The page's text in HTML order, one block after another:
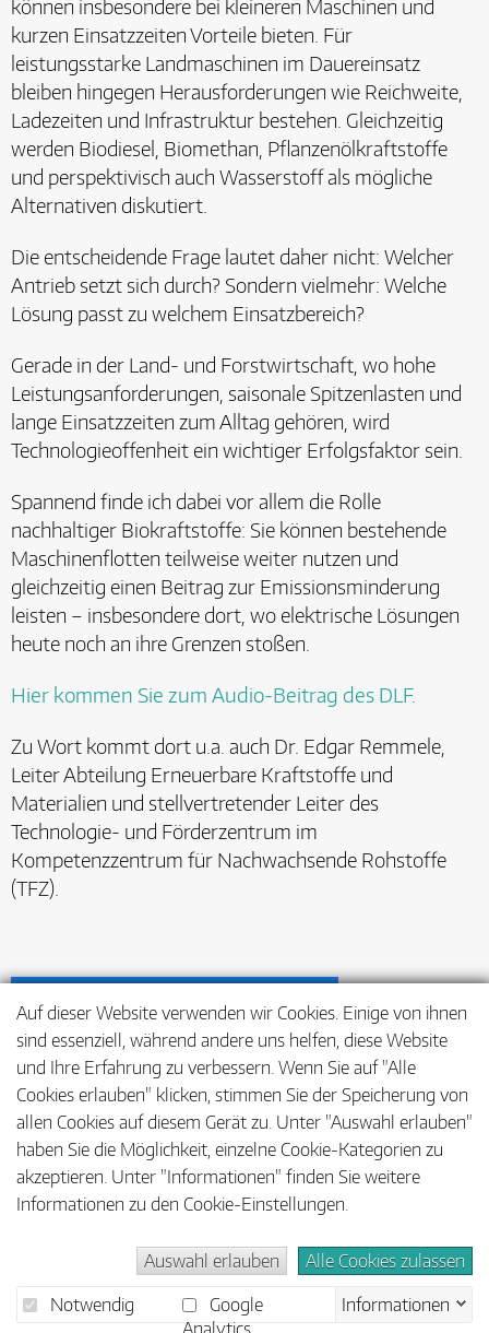
können insbesondere bei kleineren Maschinen und
kurzen Einsatzzeiten Vorteile bieten. Für
leistungsstarke Landmaschinen im Dauereinsatz
bleiben hingegen Herausforderungen wie Reichweite,
Ladezeiten und Infrastruktur bestehen. Gleichzeitig
werden Biodiesel, Biomethan, Pflanzenölkraftstoffe
und perspektivisch auch Wasserstoff als mögliche
Alternativen diskutiert.
Die entscheidende Frage lautet daher nicht: Welcher
Antrieb setzt sich durch? Sondern vielmehr: Welche
Lösung passt zu welchem Einsatzbereich?
Gerade in der Land- und Forstwirtschaft, wo hohe
Leistungsanforderungen, saisonale Spitzenlasten und
lange Einsatzzeiten zum Alltag gehören, wird
Technologieoffenheit ein wichtiger Erfolgsfaktor sein.
Spannend finde ich dabei vor allem die Rolle
nachhaltiger Biokraftstoffe: Sie können bestehende
Maschinenflotten teilweise weiter nutzen und
gleichzeitig einen Beitrag zur Emissionsminderung
leisten – insbesondere dort, wo elektrische Lösungen
heute noch an ihre Grenzen stoßen.
Hier kommen Sie zum Audio-Beitrag des DLF.
Zu Wort kommt dort u.a. auch Dr. Edgar Remmele,
Leiter Abteilung Erneuerbare Kraftstoffe und
Materialien und stellvertretender Leiter des
Technologie- und Förderzentrum im
Kompetenzzentrum für Nachwachsende Rohstoffe
(TFZ).
Barrierefreiheit Impressum Datenschutz
Auf dieser Website verwenden wir Cookies. Einige von ihnen
sind essenziell, während andere uns helfen, diese Website
und Ihre Erfahrung zu verbessern. Wenn Sie auf "Alle
Cookies erlauben" klicken, stimmen Sie der Speicherung von
allen Cookies auf diesem Gerät zu. Unter "Auswahl erlauben"
haben Sie die Möglichkeit, einzelne Cookie-Kategorien zu
akzeptieren. Unter "Informationen" finden Sie weitere
Informationen zu den Cookie-Einstellungen.
Auswahl erlauben
Alle Cookies zulassen
Notwendig
Google
Analytics
Informationen